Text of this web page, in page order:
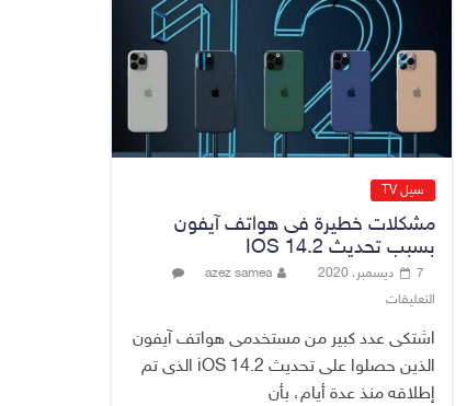
No Comment
هيئة الإعلام
والاتصالات تعتمد
رقمية موثوقة لدعم
الاقتصاد الرقمي
رئيس هيئة النزاهة:
لا مظلة تحمي
العام أمانة
No Comment
سيل TV
مشكلات خطيرة فى هواتف آيفون
بسبب تحديث IOS 14.2
7 ديسمبر، 2020
azez samea
التعليقات
اشتكى عدد كبير من مستخدمى هواتف آيفون
الذين حصلوا على تحديث iOS 14.2 الذى تم
إطلاقه منذ عدة أيام، بأن